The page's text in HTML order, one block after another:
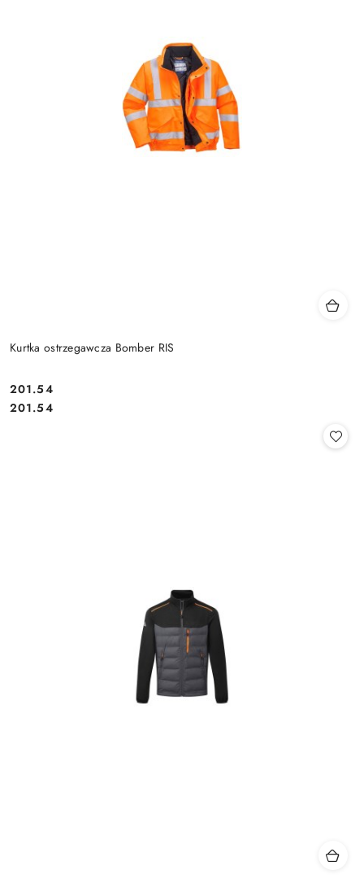
Kurtka ostrzegawcza Bomber RIS
Cena:
201.54
Cena:
201.54